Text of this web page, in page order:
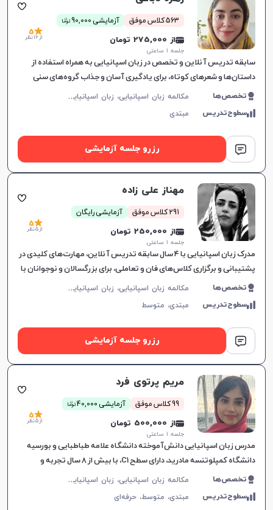
563 کلاس موفق آزمایشی 90,000 توما
ن
از 275,000 تومان
جلسه ۱ ساعتی
5
از 16 نظر
سابقه تدریس آنلاین و تخصص در زبان اسپانیایی به همراه استفاده از
داستان‌ها و شعرهای کوتاه، برای یادگیری آسان و جذاب گروه‌های سنی
مختلف مفید خواهد بود.
تخصص‌ها م
کالمه زبان اسپانیایی، زبان اسپانیایی عمومی
سطوح‌تدریس مبتدی
رزرو جلسه آزمایشی
مهناز علی زاده
291 کلاس موفق آزمایشی رایگان
از 250,000 تومان
جلسه ۱ ساعتی
5
از 5 نظر
مدرک زبان اسپانیایی با ۴ سال سابقه تدریس آنلاین، مهارت‌های کلیدی در
پشتیبانی و برگزاری کلاس‌های فان و تعاملی، برای بزرگسالان و نوجوانان با
خروجی موثر.
تخصص‌ها م
کالمه زبان اسپانیایی، زبان اسپانیایی عمومی
سطوح‌تدریس مبتدی، متوسط
رزرو جلسه آزمایشی
مریم پرتوی فرد
99 کلاس موفق آزمایشی 40,000 توما
ن
از 500,000 تومان
جلسه ۱ ساعتی
5
از 5 نظر
مدرس زبان اسپانیایی دانش‌آموخته دانشگاه علامه طباطبایی و بورسیه
دانشگاه کمپلوتنسه مادرید، دارای سطح C1، با بیش از ۸ سال تجربه و
توانایی بالا در انتقال مفاهیم و مهارت‌های زبانی.
تخصص‌ها م
کالمه زبان اسپانیایی، زبان اسپانیایی عمومی، زبان اسپانیایی تجاری، DELE
سطوح‌تدریس مبتدی، متوسط،حرفه‌ای